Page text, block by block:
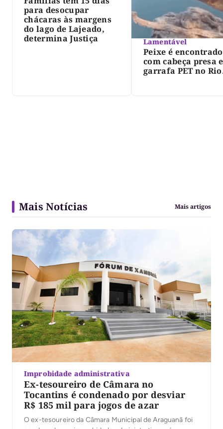
para desocupar
chácaras às margens
do lago de Lajeado,
determina Justiça
Lamentável
Peixe é encontrado
com cabeça presa
garrafa PET no Rio
Mais Notícias Mais artigos
Improbidade administrativa
Ex-tesoureiro de Câmara no
Tocantins é condenado por desviar
R$ 185 mil para jogos de azar
O ex-tesoureiro da Câmara Municipal de Araguanã foi